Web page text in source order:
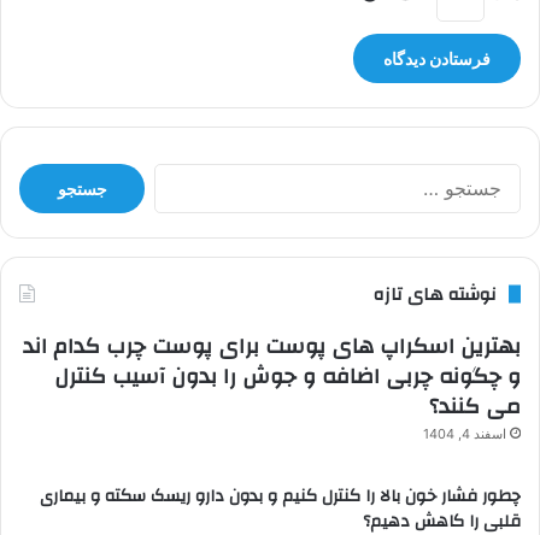
جستجو
برای:
نوشته های تازه
بهترین اسکراپ های پوست برای پوست چرب کدام اند
و چگونه چربی اضافه و جوش را بدون آسیب کنترل
می کنند؟
اسفند 4, 1404
چطور فشار خون بالا را کنترل کنیم و بدون دارو ریسک سکته و بیماری
قلبی را کاهش دهیم؟